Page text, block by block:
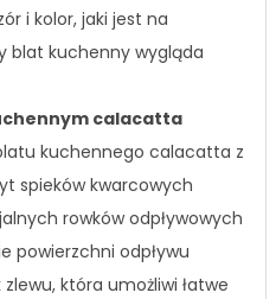
i kolor, jaki jest na
blat kuchenny wygląda
calacatta
kuchennego calacatta z
spieków kwarcowych
rowków odpływowych
powierzchni odpływu
która umożliwi łatwe